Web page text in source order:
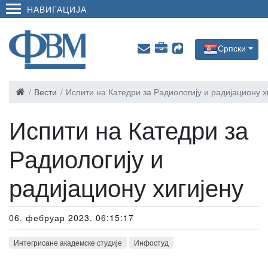
НАВИГАЦИЈА
Српски
Вести Испити на Катедри за Радиологију и радијациону
Испити на Катедри за
Радиологију и
радијациону хигијену
06. фебруар 2023. 06:15:17
Интегрисане академске студије Инфостуд